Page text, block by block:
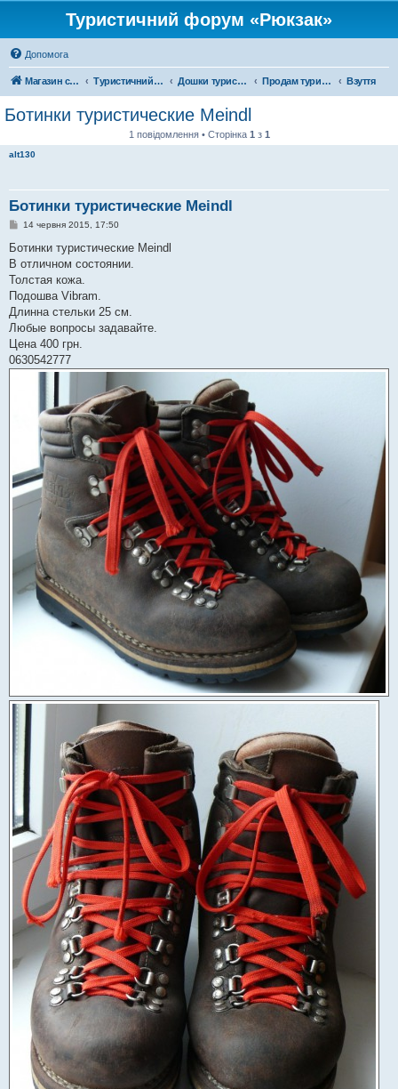
Туристичний форум «Рюкзак»
Допомога
Магазин спорядження Туристичний форум «Рюкзак» Дошки туристичних оголошень Продам туристичне спорядження Взуття
Ботинки туристические Meindl
1 повідомлення • Сторінка 1 з 1
alt130
Ботинки туристические Meindl
П
в
д
о
л
е
н
я
14 червня 2015, 17:50
Ботинки туристические Meindl
В отличном состоянии.
Толстая кожа.
Подошва Vibram.
Длинна стельки 25 см.
Любые вопросы задавайте.
Цена 400 грн.
0630542777